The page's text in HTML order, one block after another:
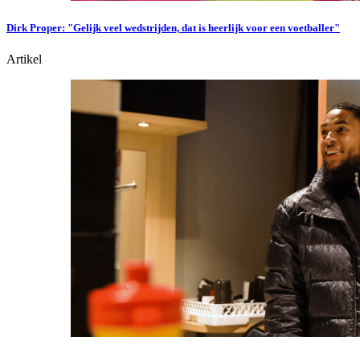
Dirk Proper: "Gelijk veel wedstrijden, dat is heerlijk voor een voetballer"
Artikel